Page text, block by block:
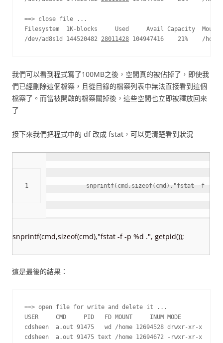
==> close file ...
Filesystem  1K-blocks     Used     Avail Capacity
/dev/ad8s1d 144520482 28011428
我們可以看到程式寫了100MB之後，空間真的被佔掉了，即使我
們已經刪除這個檔案，且從目錄的檔案列表中無法直接看到這個
檔案了。而當被開啟的檔案關掉後，這些空間也立即被釋放回來
了
接下來我們把程式中的 df 改成 fstat，可以更清楚看到狀況
snprintf( cmd , sizeof( cmd ) , "fstat -f -p
snprintf(cmd,sizeof(cmd),"fstat -f -p %d .", getpid());
這是最後的結果：
==> open file for write and delete it ...
USER     CMD     PID   FD MOUNT     INUM MODE
cdsheen  a.out 91475   wd /home 12694528 drwxr-xr-x
cdsheen  a.out 91475 text /home 12694672 -rwxr-xr-x